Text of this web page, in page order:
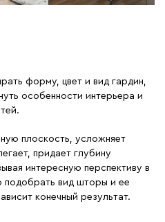
форму, цвет и вид гардин,
особенности интерьера и
плоскость, усложняет
придает глубину
интересную перспективу в
подобрать вид шторы и ее
конечный результат.